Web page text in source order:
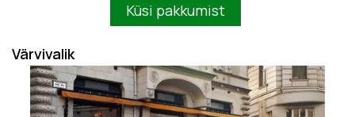
Küsi pakkumist
Värvivalik